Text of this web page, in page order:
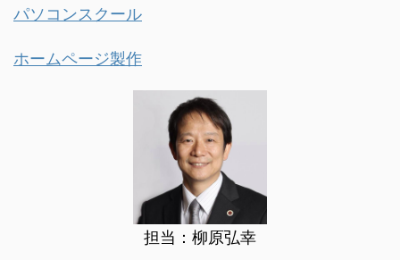
パソコンスクール
ホームページ製作
担当：柳原弘幸